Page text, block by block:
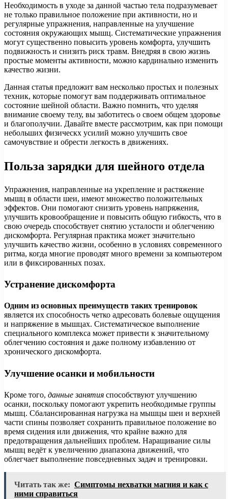
Необходимость в уходе за данной частью тела подразумевает
не только правильное положение при активности, но и
регулярные упражнения, направленные на улучшение
состояния окружающих мышц. Систематические упражнения
могут существенно повысить уровень комфорта, улучшить
подвижность и снизить риск травм. Внедряя в свою жизнь
простые моменты активности, можно кардинально изменить
качество жизни.
Данная статья предложит вам несколько простых и полезных
техник, которые помогут вам поддерживать оптимальное
состояние шейной области. Важно помнить, что уделяя
внимание своему телу, вы заботитесь о своем общем здоровье
и благополучии. Давайте вместе рассмотрим, как при помощи
небольших физическх усилий можно улучшить свое
самочувствие и обрести легкость в движениях.
Польза зарядки для шейного отдела
Упражнения, направленные на укрепление и растяжение
мышц в области шеи, имеют множество положительных
эффектов. Они помогают снизить уровень напряжения,
улучшить кровообращение и повысить общую гибкость, что в
свою очередь способствует снятию усталости и облегчению
дискомфорта. Регулярная практика может значительно
улучшить качество жизни, особенно в условиях современного
ритма, когда многие проводят много времени за компьютером
или в фиксированных позах.
Устранение дискомфорта
Одним из основных преимуществ таких тренировок
является их способность четко адресовать болевые ощущения
и напряжение в мышцах. Систематическое выполнение
специального комплекса может привести к значительному
облегчению состояния и даже полному избавлению от
хронического дискомфорта.
Улучшение осанки и мобильности
Кроме того, данные занятия способствуют улучшению
осанки, поскольку помогают укрепить необходимые группы
мышц. Сбалансированная нагрузка на мышцы шеи и верхней
части спины позволяет сохранить правильное положение во
время сидения или движения, что крайне важно для
предотвращения дальнейших проблем. Наращивание силы
мышц ведёт к увеличению диапазона движений, что
облегчает выполнение повседневных задач и тренировки.
Читать так же: Симптомы нехватки магния и как с
ними справиться